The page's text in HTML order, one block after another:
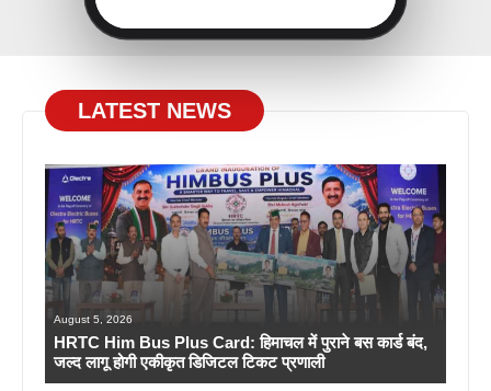
LATEST NEWS
August 5, 2026
HRTC Him Bus Plus Card: हिमाचल में पुराने बस कार्ड बंद,
जल्द लागू होगी एकीकृत डिजिटल टिकट प्रणाली